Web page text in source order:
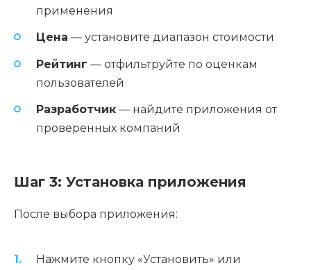
применения
Цена — установите диапазон стоимости
Рейтинг — отфильтруйте по оценкам
пользователей
Разработчик — найдите приложения от
проверенных компаний
Шаг 3: Установка приложения
После выбора приложения:
Нажмите кнопку «Установить» или